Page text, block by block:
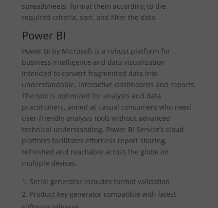
spreadsheets, format them according to the
required criteria, sort, and filter the data.
Power BI
Power BI by Microsoft is a robust platform for
business intelligence and data visualization
intended to convert fragmented data into
understandable, interactive dashboards and reports.
The tool is optimized for analysts and data
practitioners, aimed at casual consumers who need
user-friendly analysis tools without advanced
technical understanding. Power BI Service’s cloud
platform facilitates effortless report sharing,
refreshed and reachable across the globe on
multiple devices.
Serial generator includes format validation
Product key generator compatible with latest